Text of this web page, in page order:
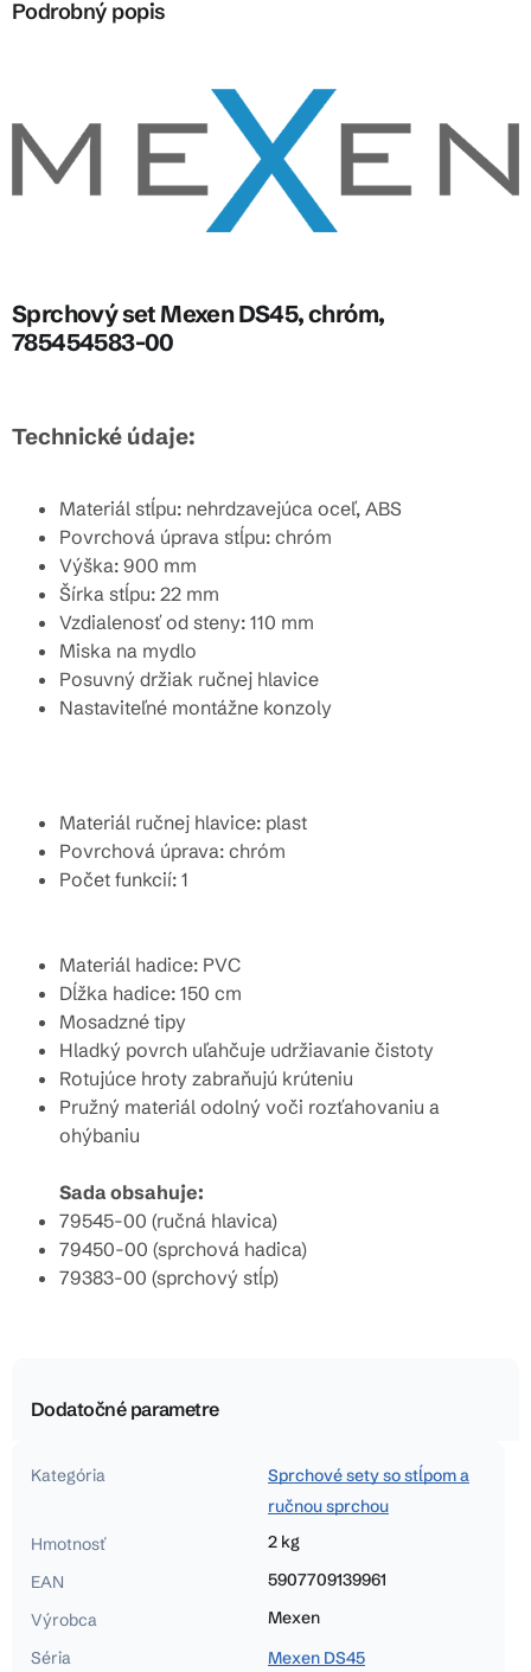
Podrobný popis
Sprchový set Mexen DS45, chróm,
785454583-00
Technické údaje:
Materiál stĺpu: nehrdzavejúca oceľ, ABS
Povrchová úprava stĺpu: chróm
Výška: 900 mm
Šírka stĺpu: 22 mm
Vzdialenosť od steny: 110 mm
Miska na mydlo
Posuvný držiak ručnej hlavice
Nastaviteľné montážne konzoly
Materiál ručnej hlavice: plast
Povrchová úprava: chróm
Počet funkcií: 1
Materiál hadice: PVC
Dĺžka hadice: 150 cm
Mosadzné tipy
Hladký povrch uľahčuje udržiavanie čistoty
Rotujúce hroty zabraňujú krúteniu
Pružný materiál odolný voči rozťahovaniu a
ohýbaniu
Sada obsahuje:
79545-00 (ručná hlavica)
79450-00 (sprchová hadica)
79383-00 (sprchový stĺp)
Dodatočné parametre
Kategória
Sprchové sety so stĺpom a
ručnou sprchou
Hmotnosť
2 kg
EAN
5907709139961
Výrobca
Mexen
Séria
Mexen DS45